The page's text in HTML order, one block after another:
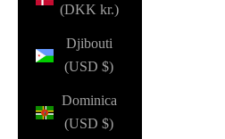
(DKK kr.)
Djibouti
(USD $)
Dominica
(USD $)